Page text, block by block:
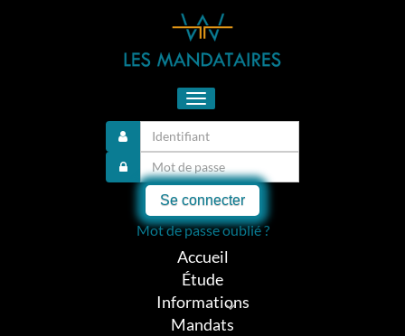
Toggle
navigation
Se connecter
Mot de passe oublié ?
Accueil
Étude
Informations
Mandats